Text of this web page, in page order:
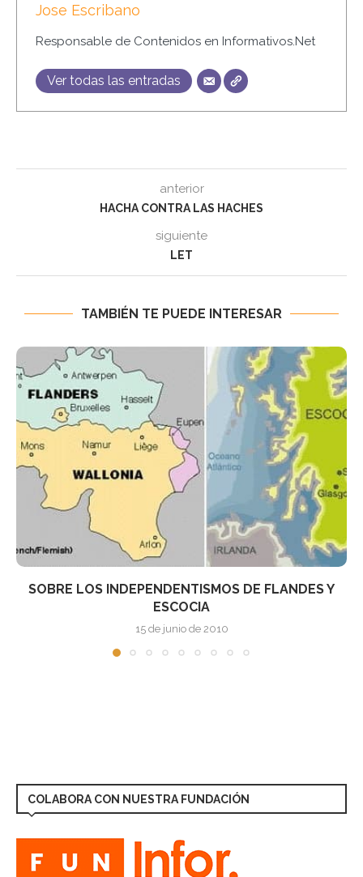
Jose Escribano
Responsable de Contenidos en Informativos.Net
Ver todas las entradas
anterior
HACHA CONTRA LAS HACHES
siguiente
LET
TAMBIÉN TE PUEDE INTERESAR
SRI LANKA E IRLANDA: DOS MODELOS
PACIFICACIÓN...
15 de junio de 2010
COLABORA CON NUESTRA FUNDACIÓN